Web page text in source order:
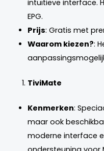
intuïtieve interface.
EPG.
Prijs: Gratis met
Waarom kiezen?:
TiviMate
Kenmerken:
maar ook
moderne interface